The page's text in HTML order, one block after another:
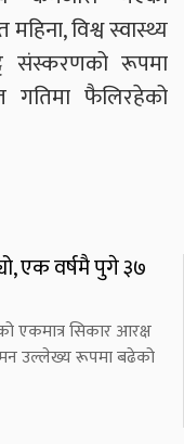
विश्व स्वास्थ्य
संस्करणको रूपमा
गतिमा फैलिरहेको
एक वर्षमै पुगे ३७
एकमात्र सिकार आरक्ष
उल्लेख्य रूपमा बढेको